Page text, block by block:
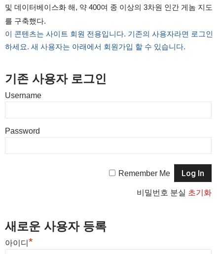
및 데이터베이스화 해, 약 400여 종 이상의 3차원 인간 게놈 지도
를 구축했다.
이 콘텐츠는 사이트 회원 전용입니다. 기존의 사용자라면 로그인
하세요. 새 사용자는 아래에서 회원가입 할 수 있습니다.
기존 사용자 로그인
Username
Password
Remember Me
비밀번호 분실 초기화
새로운 사용자 등록
아이디 *